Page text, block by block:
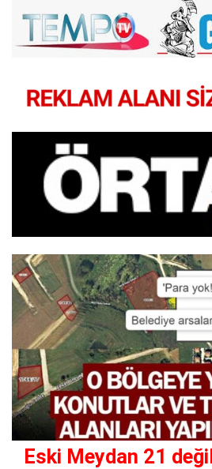
Eski Meydan 21